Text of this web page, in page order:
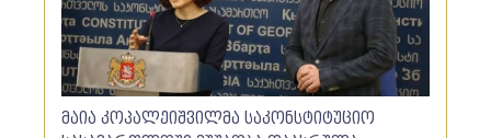
მაია კოპალეიშვილმა საკონსტიტუციო